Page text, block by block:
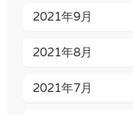
2021年9月
2021年8月
2021年7月